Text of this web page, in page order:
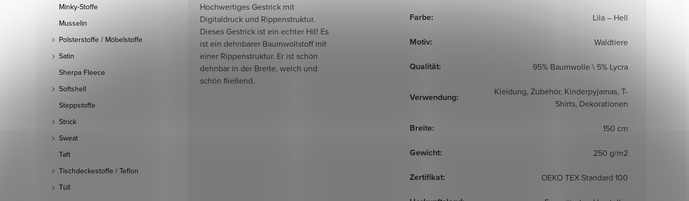
Minky-Stoffe
Musselin
Polsterstoffe / Möbelstoffe
Satin
Sherpa Fleece
Softshell
Steppstoffe
Strick
Sweat
Taft
Tischdeckestoffe / Teflon
Tüll
Hochwertiges Gestrick mit
Digitaldruck und Rippenstruktur.
Dieses Gestrick ist ein echter Hit! Es
ist ein dehnbarer Baumwollstoff mit
einer Rippenstruktur. Er ist schön
dehnbar in der Breite, weich und
schön fließend.
Farbe: Lila – Hell
Motiv: Waldtiere
Qualität: 95% Baumwolle \ 5% Lycra
Verwendung:
Kleidung, Zubehör, Kinderpyjamas, T-
Shirts, Dekorationen
Breite: 150 cm
Gewicht: 250 g/m2
Zertifikat: OEKO TEX Standard 100